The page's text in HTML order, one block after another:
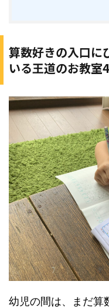
算数好きの入口に
いる王道のお教室
幼児の間は、まだ算